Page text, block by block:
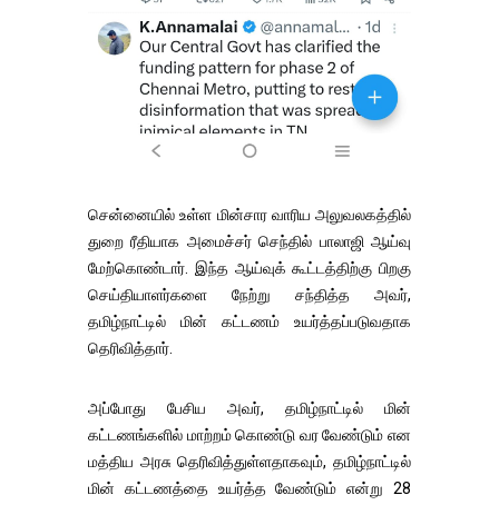
சென்னையில் உள்ள மின்சார வாரிய அலுவலகத்தில்
துறை ரீதியாக அமைச்சர் செந்தில் பாலாஜி ஆய்வு
மேற்கொண்டார். இந்த ஆய்வுக் கூட்டத்திற்கு பிறகு
செய்தியாளர்களை நேற்று சந்தித்த அவர்,
தமிழ்நாட்டில் மின் கட்டணம் உயர்த்தப்படுவதாக
தெரிவித்தார்.
அப்போது பேசிய அவர், தமிழ்நாட்டில் மின்
கட்டணங்களில் மாற்றம் கொண்டு வர வேண்டும் என
மத்திய அரசு தெரிவித்துள்ளதாகவும், தமிழ்நாட்டில்
மின் கட்டணத்தை உயர்த்த வேண்டும் என்று 28